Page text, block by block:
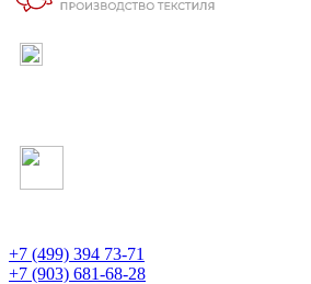
+7 (499) 394 73-71
+7 (903) 681-68-28